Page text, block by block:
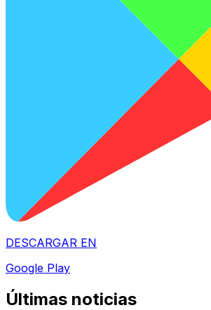
DESCARGAR EN
Google Play
Últimas noticias